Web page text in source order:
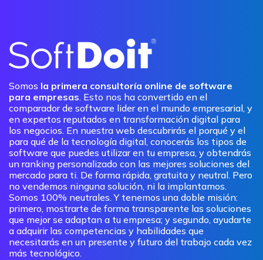
Somos la primera consultoría online de software
para empresas. Esto nos ha convertido en el
comparador de software lider en el mundo empresarial, y
en expertos reputados en transformación digital para
los negocios. En nuestra web descubrirás el porqué y el
para qué de la tecnología digital, conocerás los tipos de
software que puedes utilizar en tu empresa, y obtendrás
un ranking personalizado con las mejores soluciones del
mercado para ti. De forma rápida, gratuita y neutral. Pero
no vendemos ninguna solución, ni la implantamos.
Somos 100% neutrales. Y tenemos una doble misión:
primero, mostrarte de forma transparente las soluciones
que mejor se adaptan a tu empresa; y segundo, ayudarte
a adquirir las competencias y habilidades que
necesitarás en un presente y futuro del trabajo cada vez
más tecnológico.